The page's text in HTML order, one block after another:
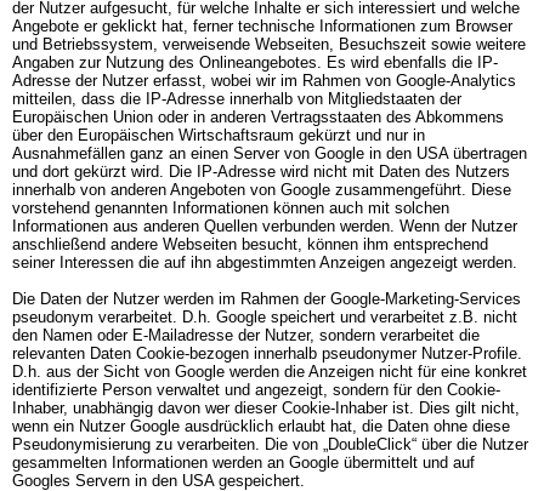
der Nutzer aufgesucht, für welche Inhalte er sich interessiert und welche
Angebote er geklickt hat, ferner technische Informationen zum Browser
und Betriebssystem, verweisende Webseiten, Besuchszeit sowie weitere
Angaben zur Nutzung des Onlineangebotes. Es wird ebenfalls die IP-
Adresse der Nutzer erfasst, wobei wir im Rahmen von Google-Analytics
mitteilen, dass die IP-Adresse innerhalb von Mitgliedstaaten der
Europäischen Union oder in anderen Vertragsstaaten des Abkommens
über den Europäischen Wirtschaftsraum gekürzt und nur in
Ausnahmefällen ganz an einen Server von Google in den USA übertragen
und dort gekürzt wird. Die IP-Adresse wird nicht mit Daten des Nutzers
innerhalb von anderen Angeboten von Google zusammengeführt. Diese
vorstehend genannten Informationen können auch mit solchen
Informationen aus anderen Quellen verbunden werden. Wenn der Nutzer
anschließend andere Webseiten besucht, können ihm entsprechend
seiner Interessen die auf ihn abgestimmten Anzeigen angezeigt werden.
Die Daten der Nutzer werden im Rahmen der Google-Marketing-Services
pseudonym verarbeitet. D.h. Google speichert und verarbeitet z.B. nicht
den Namen oder E-Mailadresse der Nutzer, sondern verarbeitet die
relevanten Daten Cookie-bezogen innerhalb pseudonymer Nutzer-Profile.
D.h. aus der Sicht von Google werden die Anzeigen nicht für eine konkret
identifizierte Person verwaltet und angezeigt, sondern für den Cookie-
Inhaber, unabhängig davon wer dieser Cookie-Inhaber ist. Dies gilt nicht,
wenn ein Nutzer Google ausdrücklich erlaubt hat, die Daten ohne diese
Pseudonymisierung zu verarbeiten. Die von „DoubleClick“ über die Nutzer
gesammelten Informationen werden an Google übermittelt und auf
Googles Servern in den USA gespeichert.